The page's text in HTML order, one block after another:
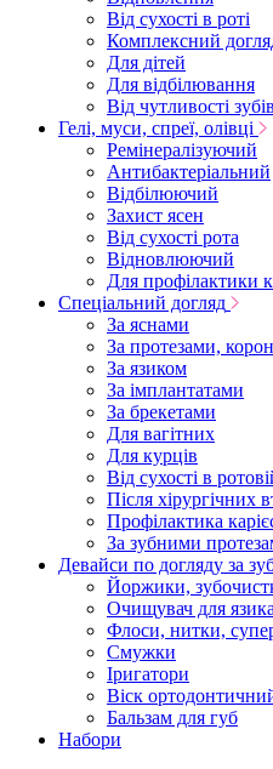
Від сухості в роті
Комплексний
Для дітей
Для відбілювання
Від чутливості зубів
Гелі, муси, спреї, олівці
Ремінералізуючий
Антибактеріальний
Відбілюючий
Захист ясен
Від сухості рота
Відновлюючий
Для профілактики
Спеціальний догляд
За яснами
За протезами,
За язиком
За імплантатами
За брекетами
Для вагітних
Для курців
Від сухості в
Після хірургічних
Профілактика
За зубними
Девайси по догляду за
Йоржики,
Очищувач для язика
Флоси, нитки,
Смужки
Іригатори
Віск
Бальзам для губ
Набори